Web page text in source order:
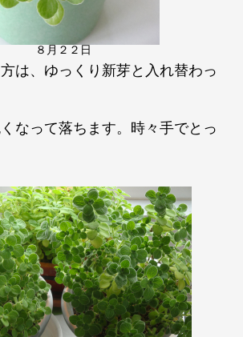
８月２２日
は、ゆっくり新芽と入れ替わっ
なって落ちます。時々手でとっ